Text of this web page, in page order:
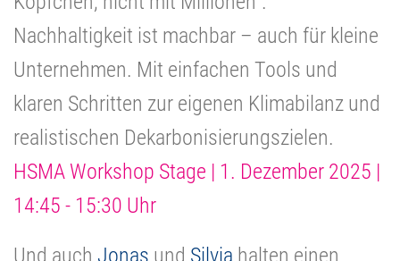
Nachhaltigkeit ist machbar – auch für kleine
Unternehmen. Mit einfachen Tools und
klaren Schritten zur eigenen Klimabilanz und
realistischen Dekarbonisierungszielen.
HSMA Workshop Stage | 1. Dezember 2025 |
14:45 - 15:30 Uhr
Und auch Jonas und Silvia halten einen